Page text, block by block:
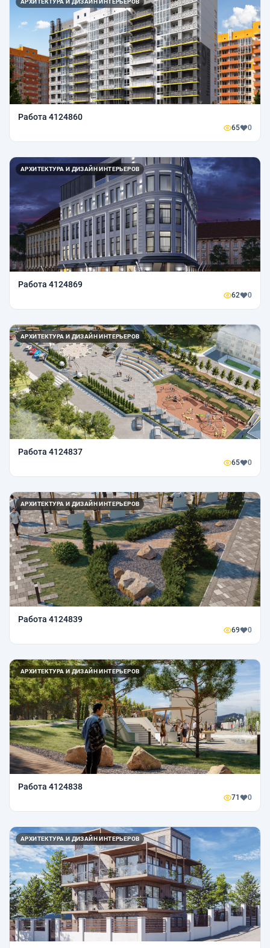
АРХИТЕКТУРА И ДИЗАЙН ИНТЕРЬЕРОВ
Работа 4124860
65 0
АРХИТЕКТУРА И ДИЗАЙН ИНТЕРЬЕРОВ
Работа 4124869
62 0
АРХИТЕКТУРА И ДИЗАЙН ИНТЕРЬЕРОВ
Работа 4124837
65 0
АРХИТЕКТУРА И ДИЗАЙН ИНТЕРЬЕРОВ
Работа 4124839
69 0
АРХИТЕКТУРА И ДИЗАЙН ИНТЕРЬЕРОВ
Работа 4124838
71 0
АРХИТЕКТУРА И ДИЗАЙН ИНТЕРЬЕРОВ